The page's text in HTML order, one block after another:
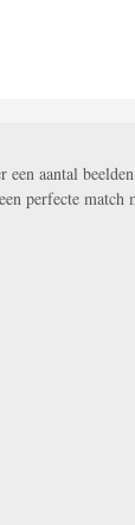
aantal
perfecte match